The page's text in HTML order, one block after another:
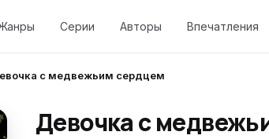
Серии Авторы Впечатления
с медвежьим сердцем
Девочка с